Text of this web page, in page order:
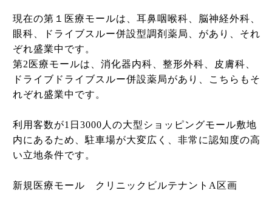
現在の第１医療モールは、耳鼻咽喉科、脳神経外科、
眼科、ドライブスルー併設型調剤薬局、があり、それ
ぞれ盛業中です。
第2医療モールは、消化器内科、整形外科、皮膚科、
ドライブドライブスルー併設薬局があり、こちらもそ
れぞれ盛業中です。
利用客数が1日3000人の大型ショッピングモール敷地
内にあるため、駐車場が大変広く、非常に認知度の高
い立地条件です。
新規医療モール クリニックビルテナントA区画